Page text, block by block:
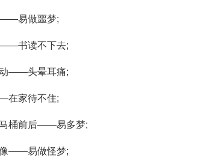
易做噩梦;
书读不下去;
——头晕耳痛;
家待不住;
桶前后——易多梦;
——易做怪梦;